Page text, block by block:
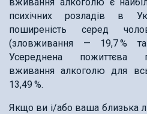
психічних розладів в
поширеність серед
(зловживання — 19,7 %
Усереднена пожиттєва
вживання алкоголю для
13,49 %.
Якщо ви і/або ваша близька